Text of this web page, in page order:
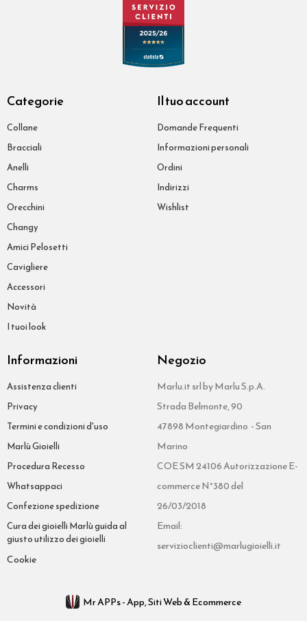
Categorie
Collane
Bracciali
Anelli
Charms
Orecchini
Changy
Amici Pelosetti
Cavigliere
Accessori
Novità
I tuoi look
Il tuo account
Domande Frequenti
Informazioni personali
Ordini
Indirizzi
Wishlist
Informazioni
Assistenza clienti
Privacy
Termini e condizioni d'uso
Marlù Gioielli
Procedura Recesso
Whatsappaci
Confezione spedizione
Cura dei gioielli Marlù guida al
giusto utilizzo dei gioielli
Cookie
Negozio
Marlu.it srl by Marlu S.p.A.
Strada Belmonte, 90
47898 Montegiardino - San
Marino
COE SM 24106 Autorizzazione E-
commerce N°380 del
26/03/2018
Email:
servizioclienti@marlugioielli.it
Mr APPs - App, Siti Web & Ecommerce